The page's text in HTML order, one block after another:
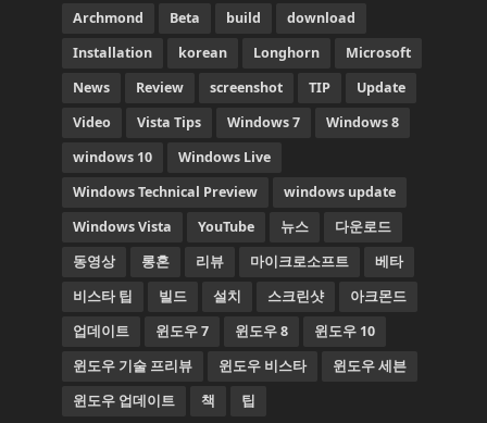
Archmond Beta build
download
Installation
korean Longhorn
Microsoft
News
Review screenshot TIP
Update
Video
Vista Tips Windows 7
Windows 8
windows 10
Windows Live
Windows Technical Preview
windows update
Windows Vista
YouTube 뉴스
다운로드
동영상
롱혼 리뷰 마이크로소프트
베타
비스타 팁
빌드 설치 스크린샷
아크몬드
업데이트
윈도우 7 윈도우 8
윈도우 10
윈도우 기술 프리뷰
윈도우 비스타
윈도우 세븐
윈도우 업데이트
책 팁